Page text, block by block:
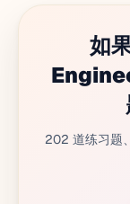
如
202 道练习题